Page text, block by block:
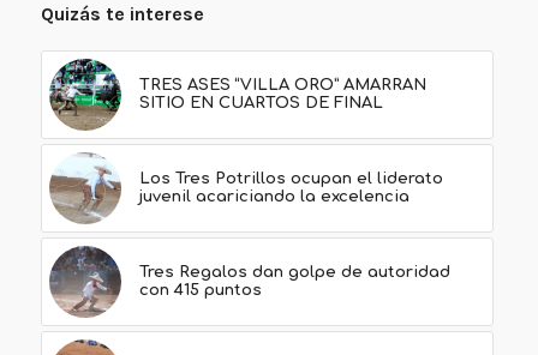
Quizás te interese
TRES ASES “VILLA ORO” AMARRAN
SITIO EN CUARTOS DE FINAL
Los Tres Potrillos ocupan el liderato
juvenil acariciando la excelencia
Tres Regalos dan golpe de autoridad
con 415 puntos